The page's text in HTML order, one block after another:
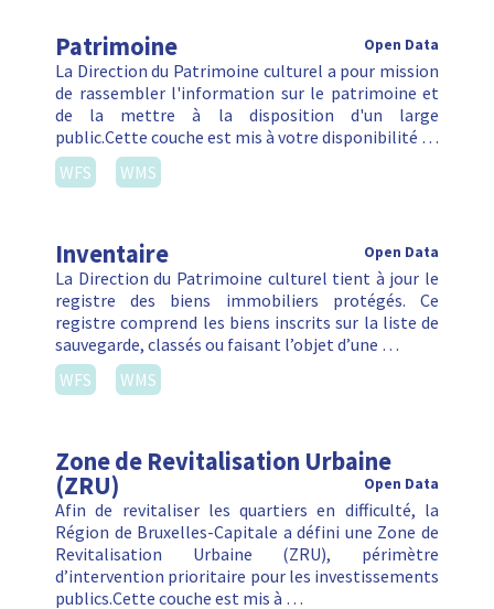
Patrimoine Open Data
La Direction du Patrimoine culturel a pour mission
de rassembler l'information sur le patrimoine et
de la mettre à la disposition d'un large
public.Cette couche est mis à votre disponibilité …
WFS
WMS
Inventaire Open Data
La Direction du Patrimoine culturel tient à jour le
registre des biens immobiliers protégés. Ce
registre comprend les biens inscrits sur la liste de
sauvegarde, classés ou faisant l’objet d’une …
WFS
WMS
Zone de Revitalisation Urbaine
(ZRU) Open Data
Afin de revitaliser les quartiers en difficulté, la
Région de Bruxelles-Capitale a défini une Zone de
Revitalisation Urbaine (ZRU), périmètre
d’intervention prioritaire pour les investissements
publics.Cette couche est mis à …